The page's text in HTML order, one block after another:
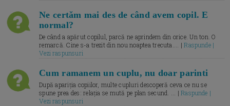
Ne certăm mai des de când avem copil. E
normal?
De când a apărut copilul, parcă ne aprindem din orice. Un ton. O
remarcă. Cine s-a trezit din nou noaptea trecuta.... |Raspunde |
Vezi raspunsuri
Cum ramanem un cuplu, nu doar parinti
După apariția copiilor, multe cupluri descoperă ceva ce nu se
spune prea des: relația se mută pe plan secund. ... |Raspunde |
Vezi raspunsuri